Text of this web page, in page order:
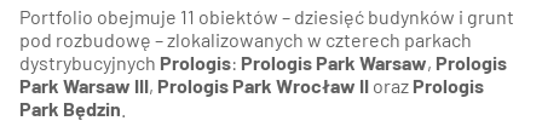
Portfolio obejmuje 11 obiektów – dziesięć budynków i grunt
pod rozbudowę – zlokalizowanych w czterech parkach
dystrybucyjnych Prologis: Prologis Park Warsaw, Prologis
Park Warsaw III, Prologis Park Wrocław II oraz Prologis
Park Będzin